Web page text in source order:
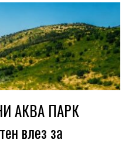
АКВА ПАРК
влез за